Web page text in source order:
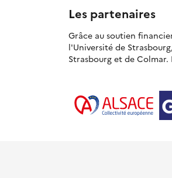
Les partenaires
Grâce au soutien
l'Université de
Strasbourg et de